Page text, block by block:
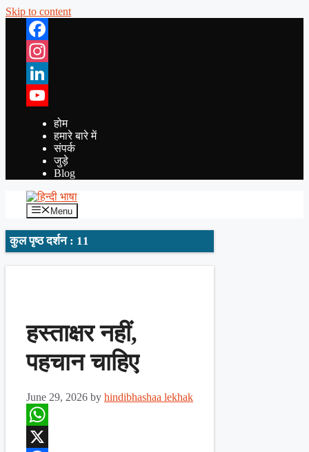
Skip to content
Facebook
Instagram
LinkedIn
YouTube
होम
हमारे बारे में
संपर्क
जुड़े
Blog
Menu
कुल पृष्ठ दर्शन : 11
हस्ताक्षर नहीं,
पहचान चाहिए
June 29, 2026 by hindibhashaa lekhak
WhatsApp